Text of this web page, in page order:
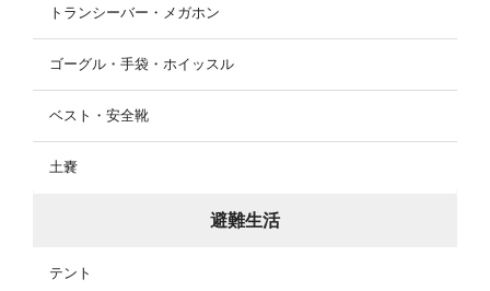
トランシーバー・メガホン
ゴーグル・手袋・ホイッスル
ベスト・安全靴
土嚢
避難生活
テント